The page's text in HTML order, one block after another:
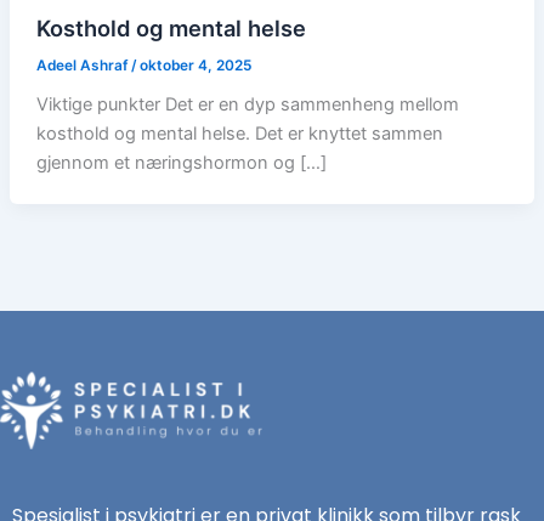
Kosthold og mental helse
Adeel Ashraf /oktober 4, 2025
Viktige punkter Det er en dyp sammenheng mellom
kosthold og mental helse. Det er knyttet sammen
gjennom et næringshormon og […]